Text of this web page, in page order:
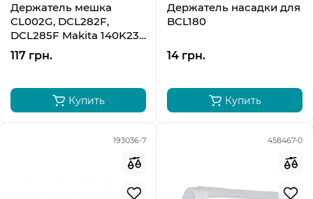
Держатель мешка
CL002G, DCL282F,
DCL285F Makita 140K23-
3
117 грн.
Купить
Держатель насадки для
BCL180
14 грн.
Купить
193036-7 458467-0